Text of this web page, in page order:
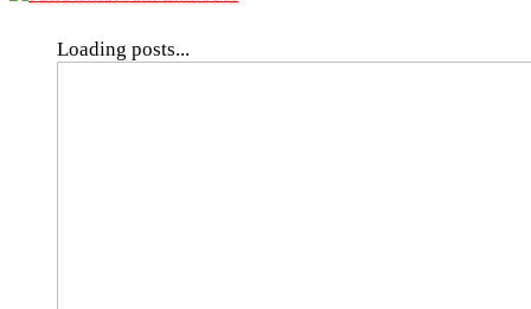
Loading posts...